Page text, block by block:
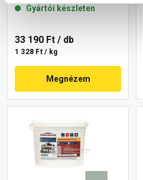
Gyártói készleten
33 190 Ft / db
1 328 Ft / kg
Megnézem